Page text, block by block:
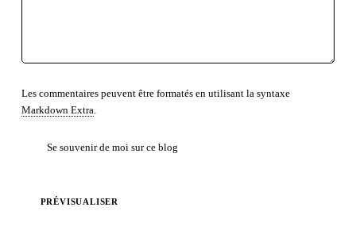
Les commentaires peuvent être formatés en utilisant la syntaxe
Markdown Extra
Se souvenir de moi sur ce blog
PRÉVISUALISER